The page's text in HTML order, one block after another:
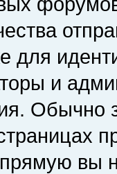
для
и
Обычно
вы